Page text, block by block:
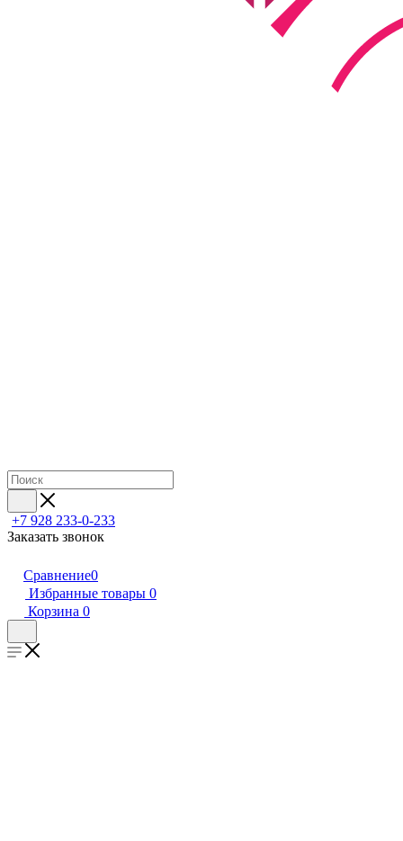
+7 928 233-0-233
Заказать звонок
Сравнение0
Избранные товары 0
Корзина 0